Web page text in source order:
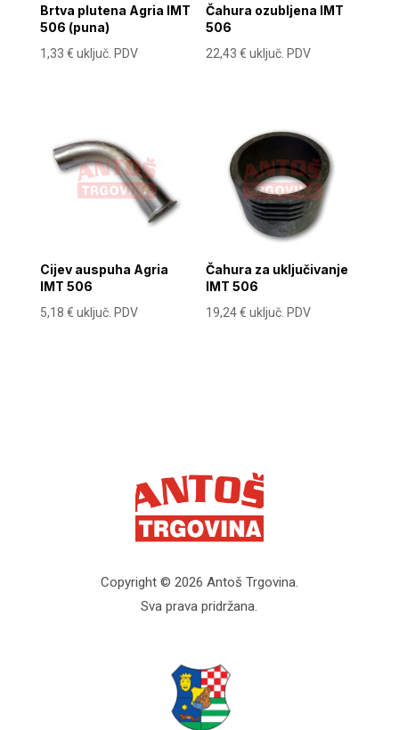
Brtva plutena Agria IMT
506 (puna)
1,33 € uključ. PDV
Čahura ozubljena IMT
506
22,43€ uključ. PDV
Cijev auspuha Agria
IMT 506
5,18 € uključ. PDV
Čahura za uključivanje
IMT 506
19,24€ uključ. PDV
Copyright © 2026 Antoš Trgovina.
Sva prava pridržana.